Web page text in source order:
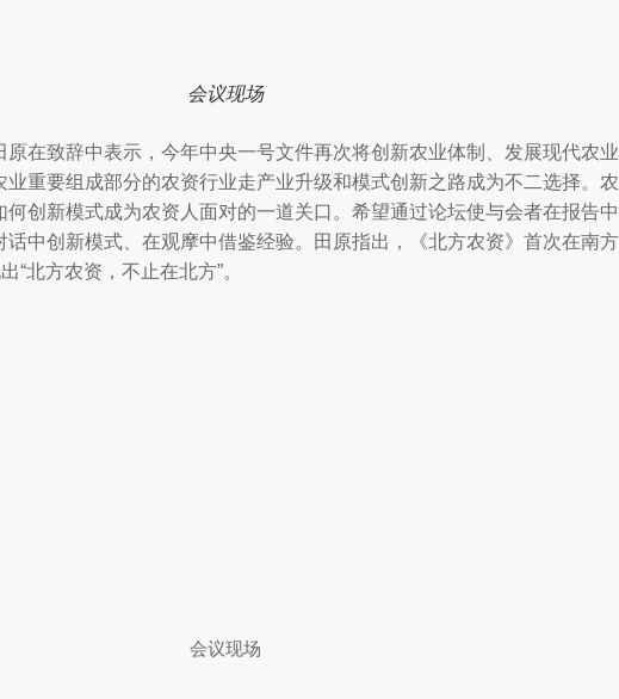
会议现场
致辞中表示，今年中央一号文件再次将创新农业体制、发展现代农
重要组成部分的农资行业走产业升级和模式创新之路成为不二选择。
创新模式成为农资人面对的一道关口。希望通过论坛使与会者在报告
中创新模式、在观摩中借鉴经验。田原指出，《北方农资》首次在南
“北方农资，不止在北方”。
会议现场